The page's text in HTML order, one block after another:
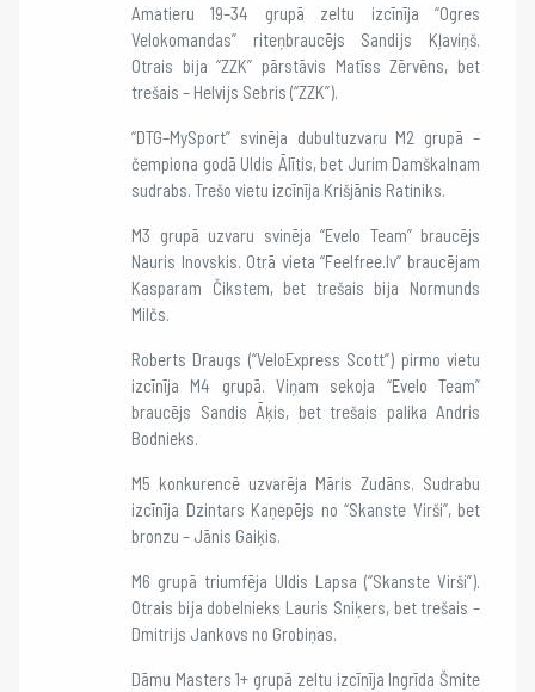
Amatieru 19–34 grupā zeltu izcīnīja “Ogres
Velokomandas” riteņbraucējs Sandijs Kļaviņš.
Otrais bija “ZZK” pārstāvis Matīss Zērvēns, bet
trešais – Helvijs Sebris (“ZZK”).
“DTG–MySport” svinēja dubultuzvaru M2 grupā –
čempiona godā Uldis Ālītis, bet Jurim Damškalnam
sudrabs. Trešo vietu izcīnīja Krišjānis Ratiniks.
M3 grupā uzvaru svinēja “Evelo Team” braucējs
Nauris Inovskis. Otrā vieta “Feelfree.lv” braucējam
Kasparam Čikstem, bet trešais bija Normunds
Milčs.
Roberts Draugs (“VeloExpress Scott”) pirmo vietu
izcīnīja M4 grupā. Viņam sekoja “Evelo Team”
braucējs Sandis Āķis, bet trešais palika Andris
Bodnieks.
M5 konkurencē uzvarēja Māris Zudāns. Sudrabu
izcīnīja Dzintars Kaņepējs no “Skanste Virši”, bet
bronzu – Jānis Gaiķis.
M6 grupā triumfēja Uldis Lapsa (“Skanste Virši”).
Otrais bija dobelnieks Lauris Sniķers, bet trešais –
Dmitrijs Jankovs no Grobiņas.
Dāmu Masters 1+ grupā zeltu izcīnīja Ingrīda Šmite